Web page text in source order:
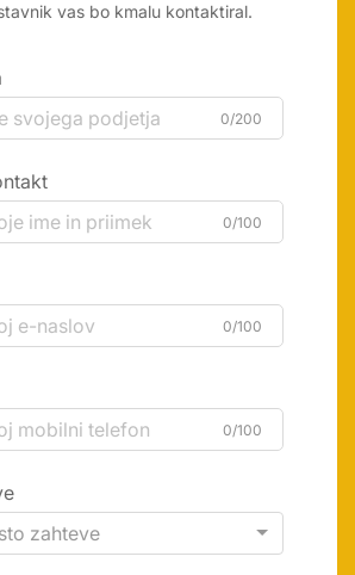
vas bo kmalu kontaktiral.
0/200
0/100
0/100
0/100
zahteve